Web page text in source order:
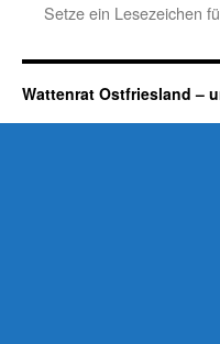
Setze ein Lesezeichen
Wattenrat Ostfriesland –